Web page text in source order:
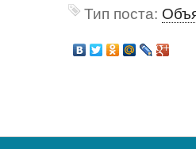
Тип поста: